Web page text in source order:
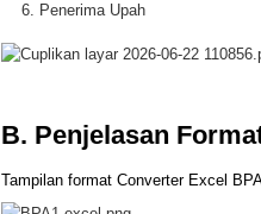
Penerima Upah
B. Penjelasan
Tampilan format Converter Excel